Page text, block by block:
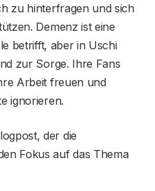
zu hinterfragen und sich
Demenz ist eine
betrifft, aber in Uschi
zur Sorge. Ihre Fans
Arbeit freuen und
ignorieren.
der die
Fokus auf das Thema